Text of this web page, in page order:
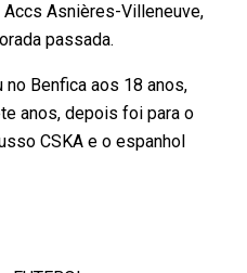
Asnières-Villeneuve,
passada.
Benfica aos 18 anos,
anos, depois foi para o
CSKA e o espanhol